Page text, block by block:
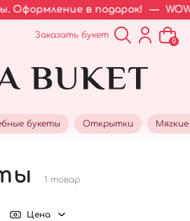
Оформление в подарок! —
Заказать букет
0
букеты Открытки
1 товар
Цена